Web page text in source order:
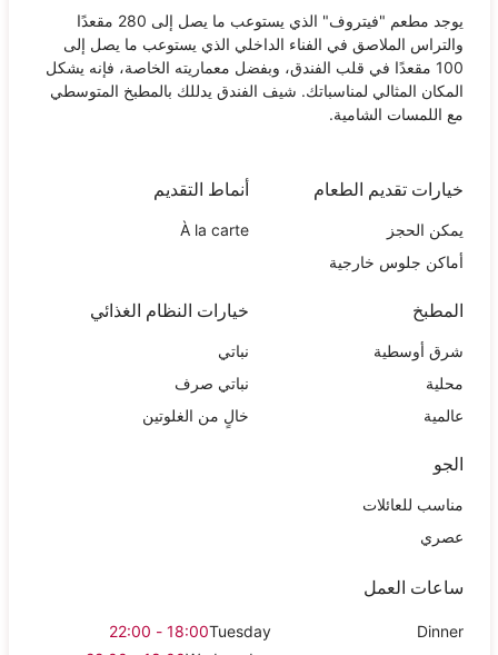
يوجد مطعم "فيتروف" الذي يستوعب ما يصل إلى 280 مقعدًا
والتراس الملاصق في الفناء الداخلي الذي يستوعب ما يصل إلى
100 مقعدًا في قلب الفندق، وبفضل معماريته الخاصة، فإنه يشكل
المكان المثالي لمناسباتك. شيف الفندق يدللك بالمطبخ المتوسطي
مع اللمسات الشامية.
خيارات تقديم الطعام
يمكن الحجز
أماكن جلوس خارجية
أنماط التقديم
À la carte
المطبخ
شرق أوسطية
محلية
عالمية
خيارات النظام الغذائي
نباتي
نباتي صرف
خالٍ من الغلوتين
الجو
مناسب للعائلات
عصري
ساعات العمل
Dinner
Tuesday
18:00 - 22:00